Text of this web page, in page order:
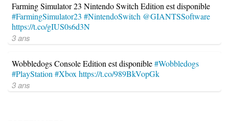
Farming Simulator 23 Nintendo Switch Edition est disponible
#FarmingSimulator23 #NintendoSwitch @GIANTSSoftware
https://t.co/gIUS0s6d3N
3 ans
Wobbledogs Console Edition est disponible#Wobbledogs
#PlayStation#Xboxhttps://t.co/989BkVopGk
3 ans